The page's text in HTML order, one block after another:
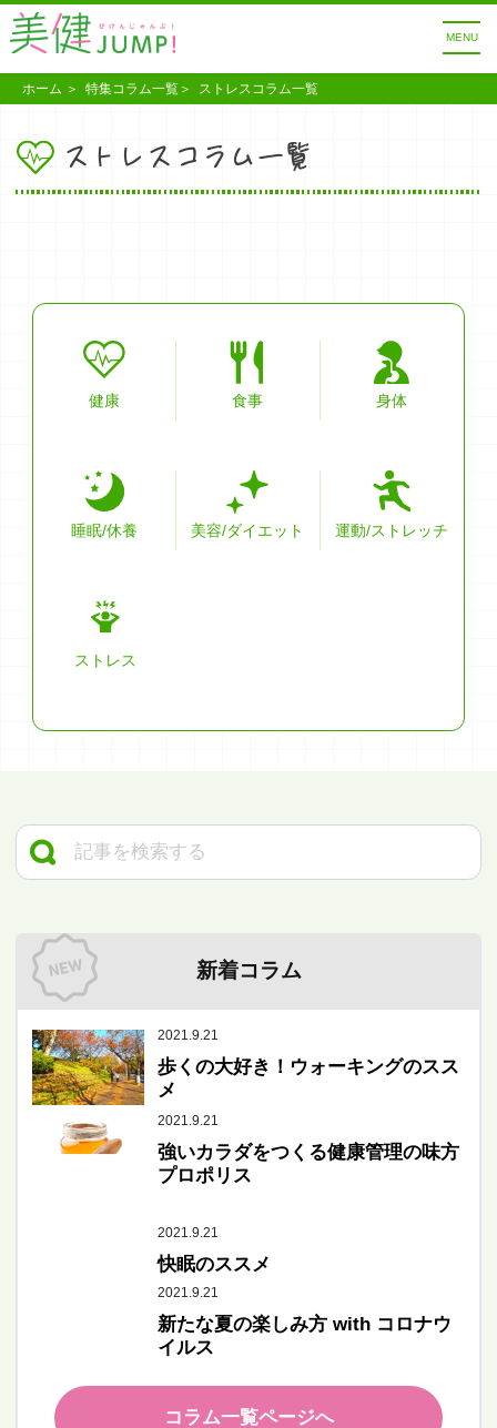
MENU
ホーム 特集コラム一覧 ストレスコラム一覧
ストレスコラム一覧
健康 食事 身体
睡眠/休養 美容/ダイエット 運動/ストレッチ
ストレス
新着コラム
2021.9.21
歩くの大好き！ウォーキングのスス
メ
2021.9.21
強いカラダをつくる健康管理の味方
プロポリス
2021.9.21
快眠のススメ
2021.9.21
新たな夏の楽しみ方 with コロナウ